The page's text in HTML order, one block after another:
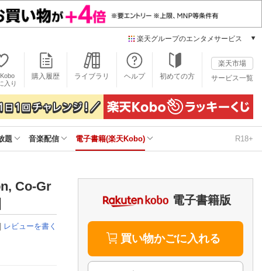
楽天グループのエンタメサービス
本/ゲーム/CD/DVD
楽天ブックス
電子書籍
楽天Kobo
雑誌読み放題
楽天ミュージック
楽天TV
動画配信ガイド
Rakuten PLAY
Rチャンネル
楽天チケット
入り
購入履歴 ライブラリ ヘルプ 初めての方
楽天市場
サービス一覧
題 音楽配信 電子書籍(楽天Kobo) R18+
Co-Gr
| レビューを書く
電子書籍版
買い物かごに入れる